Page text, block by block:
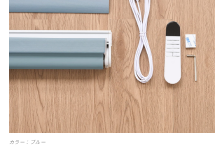
カラー：ブルー